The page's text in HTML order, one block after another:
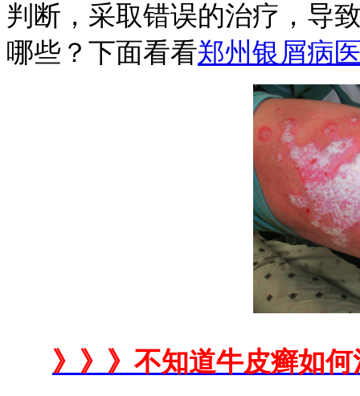
判断，采取错误的治疗，导
哪些？下面看看郑州银屑病
》》》不知道牛皮癣如